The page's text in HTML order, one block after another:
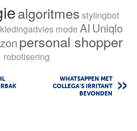
algoritmes stylingbot
kledingadvies mode AI Uniqlo
personal shopper
robotisering
WHATSAPPEN MET
COLLEGA’S IRRITANT
BEVONDEN